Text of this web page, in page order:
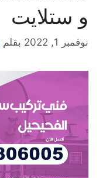
و ستلايت
نوفمبر 1, 2022 بقلم